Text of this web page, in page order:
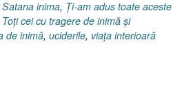
inima, Ţi-am adus toate aceste
Toţi cei cu tragere de inimă şi
de inimă, uciderile, viaţa interioară